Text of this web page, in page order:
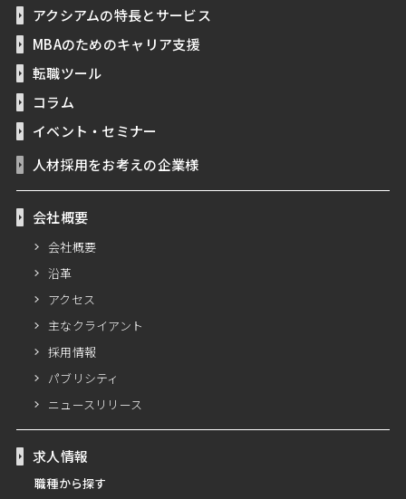
アクシアムの特長とサービス
MBAのためのキャリア支援
転職ツール
コラム
イベント・セミナー
人材採用をお考えの企業様
会社概要
会社概要
沿革
アクセス
主なクライアント
採用情報
パブリシティ
ニュースリリース
求人情報
職種から探す